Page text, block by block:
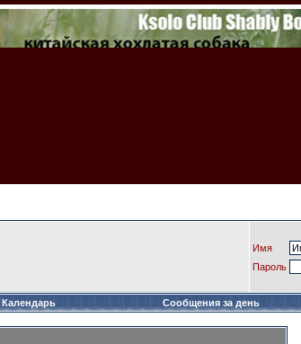
Имя
Пароль
Календарь Сообщения за день